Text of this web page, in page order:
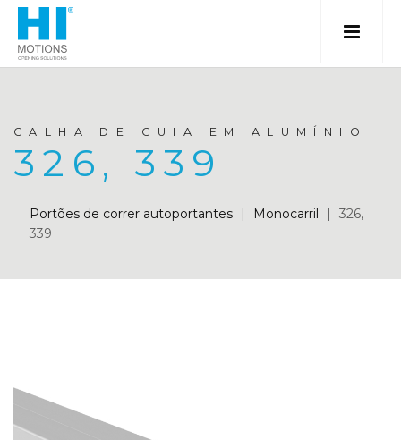
CALHA DE GUIA EM ALUMÍNIO
326, 339
Portões de correr autoportantes | Monocarril |
326,
339